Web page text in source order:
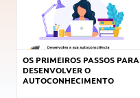
OS PRIMEIROS PASSOS PARA
DESENVOLVER O
AUTOCONHECIMENTO